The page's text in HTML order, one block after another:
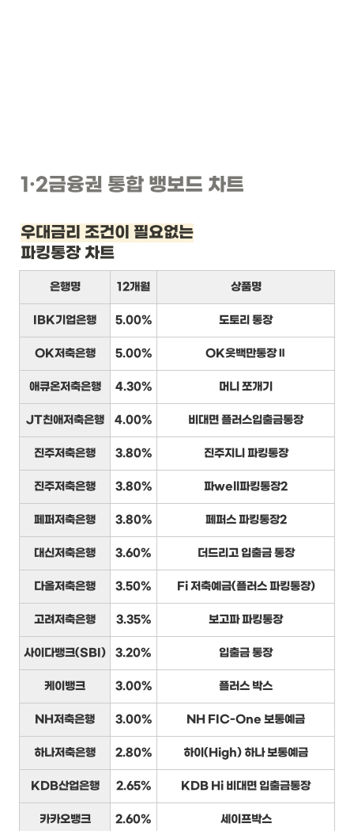
1·2금융권 통합 뱅보드 차트
우대금리 조건이 필요없는
파킹통장 차트
은행명 12개월 상품명
IBK기업은행 5.00% 도토리 통장
OK저축은행 5.00% OK읏백만통장Ⅱ
애큐온저축은행 4.30% 머니 쪼개기
JT친애저축은행 4.00% 비대면 플러스입출금통장
진주저축은행 3.80% 진주지니 파킹통장
진주저축은행 3.80% 파well파킹통장2
페퍼저축은행 3.80% 페퍼스 파킹통장2
대신저축은행 3.60% 더드리고 입출금 통장
다올저축은행 3.50% Fi 저축예금(플러스 파킹통장)
고려저축은행 3.35% 보고파 파킹통장
사이다뱅크(SBI) 3.20% 입출금 통장
케이뱅크 3.00% 플러스 박스
NH저축은행 3.00% NH FIC-One 보통예금
하나저축은행 2.80% 하이(High) 하나 보통예금
KDB산업은행 2.65% KDB Hi 비대면 입출금통장
카카오뱅크 2.60% 세이프박스